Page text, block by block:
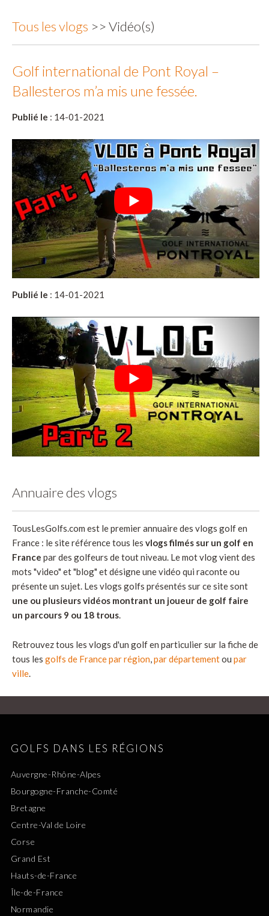
Tous les vlogs >> Vidéo(s)
Golf international de Pont Royal –
Ballesteros m’a mis une fessée.
Publié le : 14-01-2021
Publié le : 14-01-2021
Annuaire des vlogs
TousLesGolfs.com est le premier annuaire des vlogs golf en
France : le site référence tous les vlogs filmés sur un golf en
France par des golfeurs de tout niveau. Le mot vlog vient des
mots "video" et "blog" et désigne une vidéo qui raconte ou
présente un sujet. Les vlogs golfs présentés sur ce site sont
une ou plusieurs vidéos montrant un joueur de golf faire
un parcours 9 ou 18 trous.
Retrouvez tous les vlogs d'un golf en particulier sur la fiche de
tous les golfs de France par région,par départementou par
ville.
GOLFS DANS LES RÉGIONS
Auvergne-Rhône-Alpes
Bourgogne-Franche-Comté
Bretagne
Centre-Val de Loire
Corse
Grand Est
Hauts-de-France
Île-de-France
Normandie